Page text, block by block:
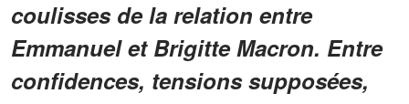
coulisses de la relation entre
Emmanuel et Brigitte Macron. Entre
confidences, tensions supposées,